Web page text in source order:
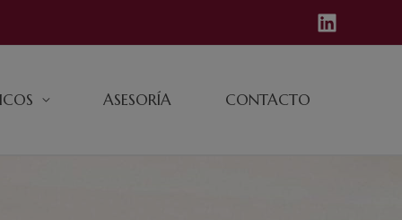
ASESORÍA CONTACTO